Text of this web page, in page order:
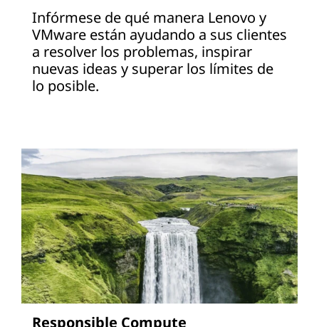
Infórmese de qué manera Lenovo y
VMware están ayudando a sus clientes
a resolver los problemas, inspirar
nuevas ideas y superar los límites de
lo posible.
Responsible Compute